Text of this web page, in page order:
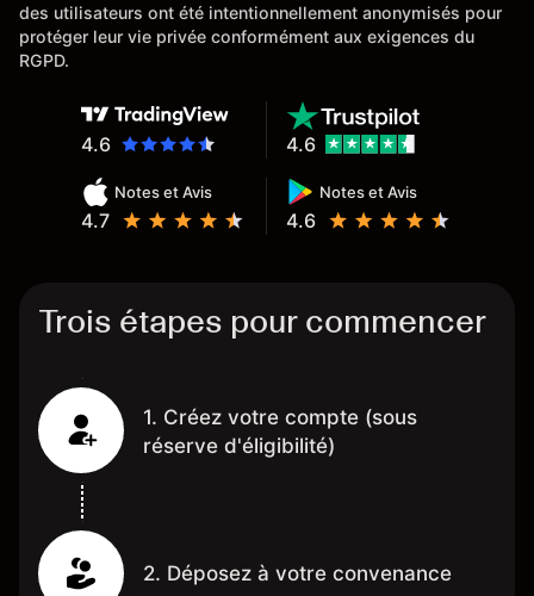
des utilisateurs ont été intentionnellement anonymisés pour
protéger leur vie privée conformément aux exigences du
RGPD.
4.6
Notes et Avis
4.7
Notes et Avis
4.6
4.6
Trois étapes pour commencer
1. Créez votre compte (sous
réserve d'éligibilité)
2. Déposez à votre convenance